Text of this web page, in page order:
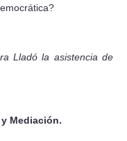
Lladó la asistencia de
Mediación.